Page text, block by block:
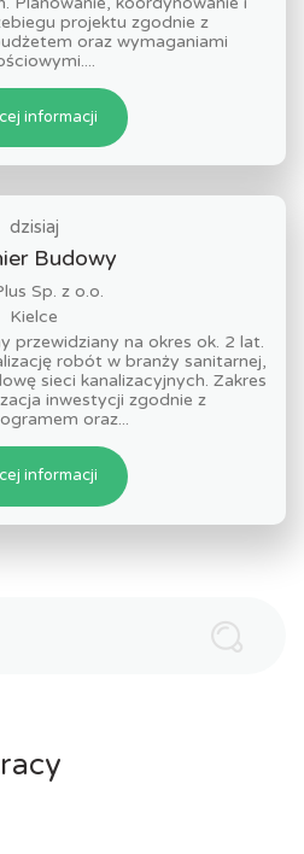
projektu zgodnie z
oraz wymaganiami
informacji
dzisiaj
Budowy
Sp. z o.o.
Kielce
przewidziany na okres ok. 2 lat.
robót w branży sanitarnej,
sieci kanalizacyjnych. Zakres
inwestycji zgodnie z
oraz...
informacji